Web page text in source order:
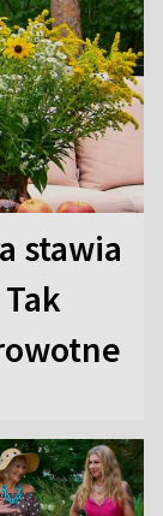
stawia